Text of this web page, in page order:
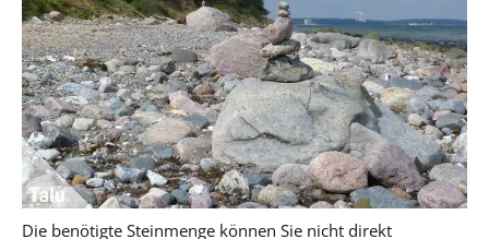
Die benötigte Steinmenge können Sie nicht direkt